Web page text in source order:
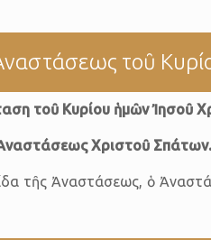
τοῦ
τοῦ Κυρίου ἡμῶν Ἰησοῦ
Χριστοῦ Σπάτων.
τῆς Ἀναστάσεως, ὁ